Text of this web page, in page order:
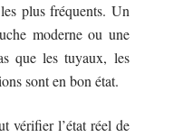
plus fréquents. Un
moderne ou une
que les tuyaux, les
sont en bon état.
vérifier l’état réel de